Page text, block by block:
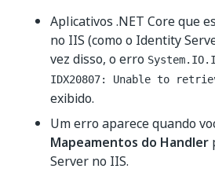
Aplicativos .NET Core que
no IIS (como o Identity
vez disso, o erro
IDX20807: Unable to
exibido.
Um erro aparece quando
Mapeamentos do Handler
Server no IIS.